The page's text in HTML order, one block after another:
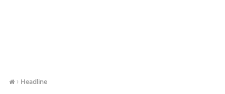
› Headline